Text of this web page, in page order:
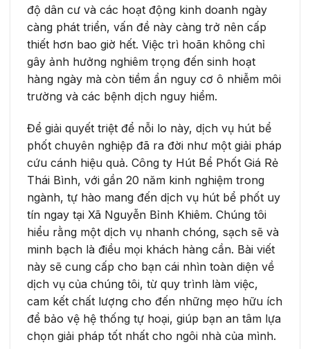
độ dân cư và các hoạt động kinh doanh ngày
càng phát triển, vấn đề này càng trở nên cấp
thiết hơn bao giờ hết. Việc trì hoãn không chỉ
gây ảnh hưởng nghiêm trọng đến sinh hoạt
hàng ngày mà còn tiềm ẩn nguy cơ ô nhiễm môi
trường và các bệnh dịch nguy hiểm.
Để giải quyết triệt để nỗi lo này, dịch vụ hút bể
phốt chuyên nghiệp đã ra đời như một giải pháp
cứu cánh hiệu quả. Công ty Hút Bể Phốt Giá Rẻ
Thái Bình, với gần 20 năm kinh nghiệm trong
ngành, tự hào mang đến dịch vụ hút bể phốt uy
tín ngay tại Xã Nguyễn Bỉnh Khiêm. Chúng tôi
hiểu rằng một dịch vụ nhanh chóng, sạch sẽ và
minh bạch là điều mọi khách hàng cần. Bài viết
này sẽ cung cấp cho bạn cái nhìn toàn diện về
dịch vụ của chúng tôi, từ quy trình làm việc,
cam kết chất lượng cho đến những mẹo hữu ích
để bảo vệ hệ thống tự hoại, giúp bạn an tâm lựa
chọn giải pháp tốt nhất cho ngôi nhà của mình.